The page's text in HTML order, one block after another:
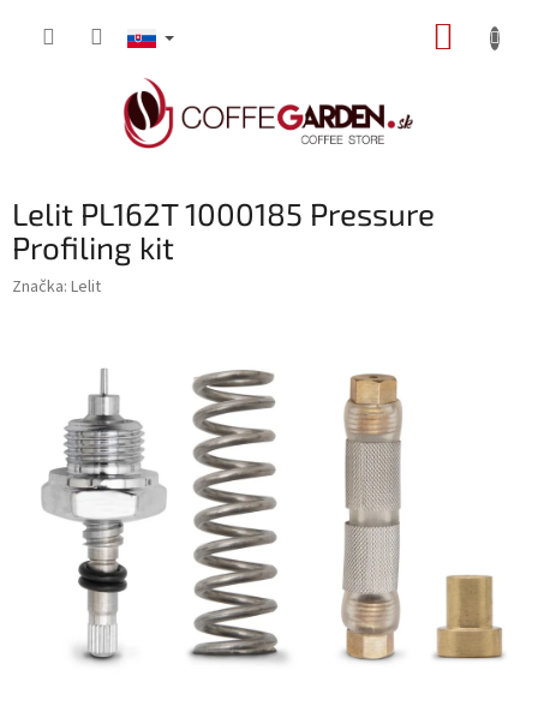
Lelit PL162T 1000185 Pressure
Profiling kit
Značka: Lelit